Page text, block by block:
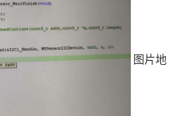
图片地